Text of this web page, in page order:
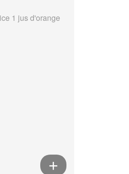
1 jus d'orange